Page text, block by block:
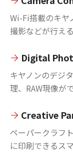
Wi-Fi搭載のキヤ
撮影などが行え
Digital
キヤノンのデジ
理、RAW現像が
Creative
ペーパークラフ
に印刷できるス